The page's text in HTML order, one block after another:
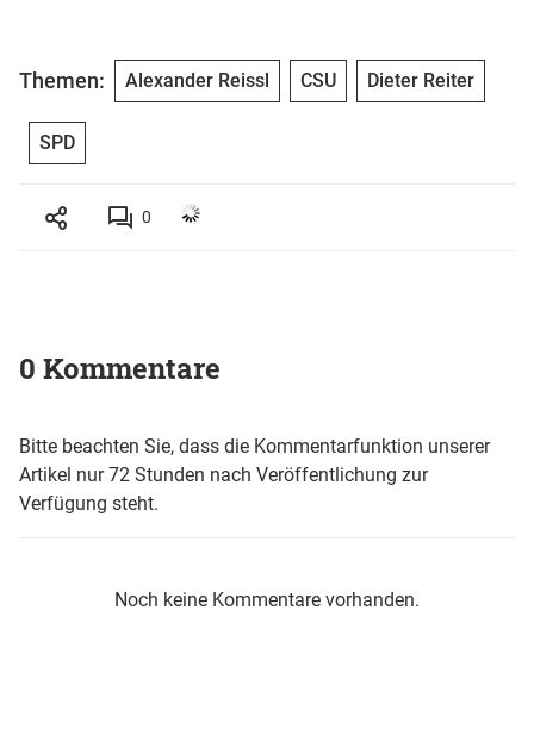
Themen: Alexander Reissl CSU Dieter Reiter
SPD
0
0 Kommentare
Bitte beachten Sie, dass die Kommentarfunktion unserer
Artikel nur 72 Stunden nach Veröffentlichung zur
Verfügung steht.
Noch keine Kommentare vorhanden.